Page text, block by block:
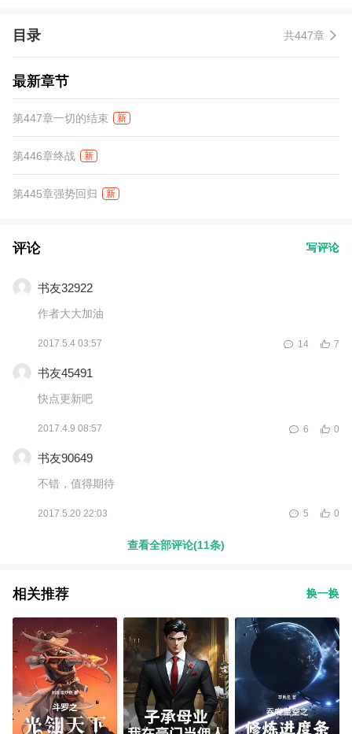
目录 共447章
最新章节
第447章一切的结束 新
第446章终战 新
第445章强势回归 新
评论 写评论
书友32922
作者大大加油
2017.5.4 03:57 7
14
书友45491
快点更新吧
2017.4.9 08:57 0
6
书友90649
不错，值得期待
2017.5.20 22:03 0
5
查看全部评论(11条)
相关推荐 换一换